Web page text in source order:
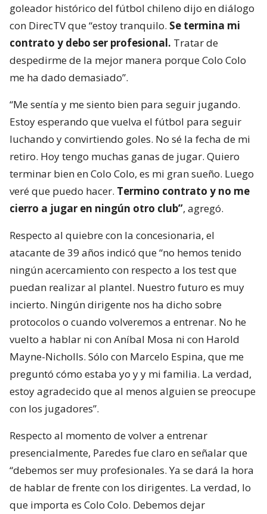
goleador histórico del fútbol chileno dijo en diálogo
con DirecTV que “estoy tranquilo. Se termina mi
contrato y debo ser profesional. Tratar de
despedirme de la mejor manera porque Colo Colo
me ha dado demasiado”.
“Me sentía y me siento bien para seguir jugando.
Estoy esperando que vuelva el fútbol para seguir
luchando y convirtiendo goles. No sé la fecha de mi
retiro. Hoy tengo muchas ganas de jugar. Quiero
terminar bien en Colo Colo, es mi gran sueño. Luego
veré que puedo hacer. Termino contrato y no me
cierro a jugar en ningún otro club”, agregó.
Respecto al quiebre con la concesionaria, el
atacante de 39 años indicó que “no hemos tenido
ningún acercamiento con respecto a los test que
puedan realizar al plantel. Nuestro futuro es muy
incierto. Ningún dirigente nos ha dicho sobre
protocolos o cuando volveremos a entrenar. No he
vuelto a hablar ni con Aníbal Mosa ni con Harold
Mayne-Nicholls. Sólo con Marcelo Espina, que me
preguntó cómo estaba yo y y mi familia. La verdad,
estoy agradecido que al menos alguien se preocupe
con los jugadores”.
Respecto al momento de volver a entrenar
presencialmente, Paredes fue claro en señalar que
“debemos ser muy profesionales. Ya se dará la hora
de hablar de frente con los dirigentes. La verdad, lo
que importa es Colo Colo. Debemos dejar